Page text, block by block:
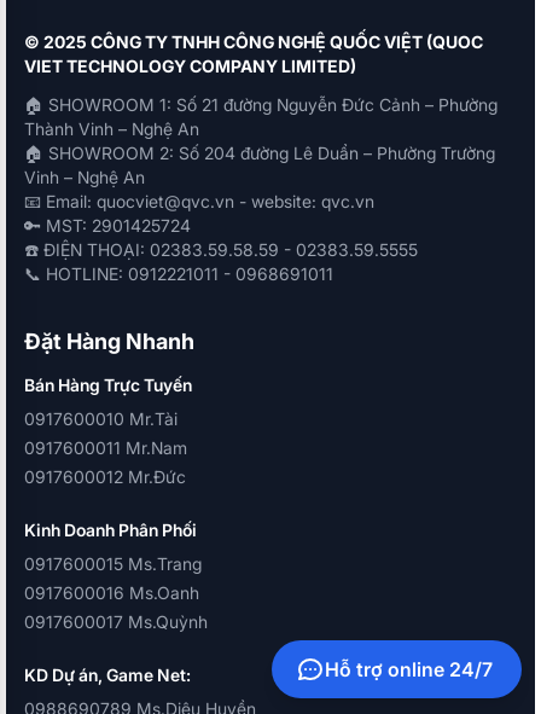
© 2025 CÔNG TY TNHH CÔNG NGHỆ QUỐC VIỆT (QUOC
VIET TECHNOLOGY COMPANY LIMITED)
🏠 SHOWROOM 1: Số 21 đường Nguyễn Đức Cảnh – Phường
Thành Vinh – Nghệ An
🏠 SHOWROOM 2: Số 204 đường Lê Duẩn – Phường Trường
Vinh – Nghệ An
📧 Email: quocviet@qvc.vn - website: qvc.vn
🔑 MST: 2901425724
☎️ ĐIỆN THOẠI: 02383.59.58.59 - 02383.59.5555
📞 HOTLINE: 0912221011 - 0968691011
Đặt Hàng Nhanh
Bán Hàng Trực Tuyến
0917600010 Mr.Tài
0917600011 Mr.Nam
0917600012 Mr.Đức
Kinh Doanh Phân Phối
0917600015 Ms.Trang
0917600016 Ms.Oanh
0917600017 Ms.Quỳnh
KD Dự án, Game Net:
0988690789 Ms.Diệu Huyền
Hỗ trợ online 24/7